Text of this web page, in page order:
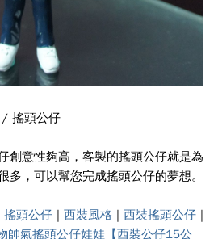
搖頭公仔
創意性夠高，客製的搖頭公仔就是為
多，可以幫您完成搖頭公仔的夢想。
搖頭公仔 | 西裝風格 | 西裝搖頭公仔 |
帥氣搖頭公仔娃娃【西裝公仔15公